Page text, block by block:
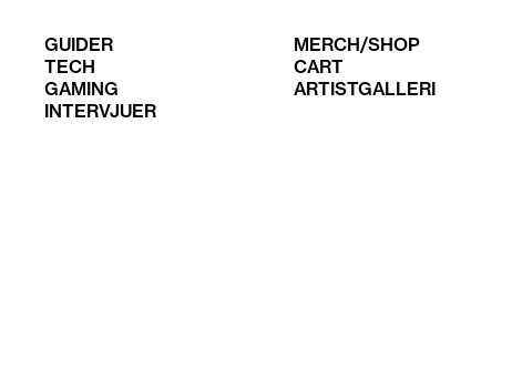
GUIDER
TECH
GAMING
INTERVJUER
MERCH/SHOP
CART
ARTISTGALLERI